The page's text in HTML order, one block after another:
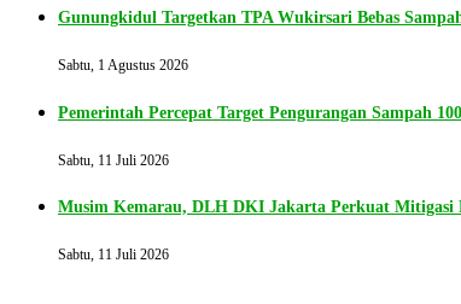
Gunungkidul Targetkan TPA Wukirsari Bebas
Sabtu, 1 Agustus 2026
Pemerintah Percepat Target Pengurangan Sampah
Sabtu, 11 Juli 2026
Musim Kemarau, DLH DKI Jakarta Perkuat Mitigasi
Sabtu, 11 Juli 2026